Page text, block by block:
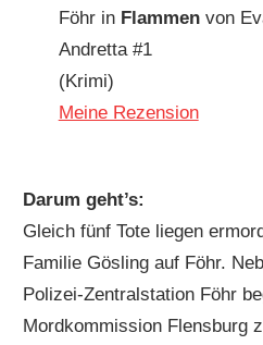
Föhr in Flammen von
Andretta #1
(Krimi)
Meine Rezension
Darum geht’s:
Gleich fünf Tote liegen
Familie Gösling auf Föhr.
Polizei-Zentralstation Föhr
Mordkommission Flensburg